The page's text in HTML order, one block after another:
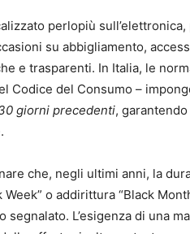
perlopiù
su abbigliamento,
e trasparenti. In Italia, le
Codice del Consumo –
giorni precedenti,
che, negli ultimi anni, la
Week” o addirittura “Black
L’esigenza di una